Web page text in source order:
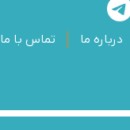
درباره ما تماس با ما